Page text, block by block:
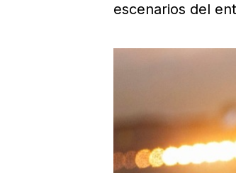
escenarios del